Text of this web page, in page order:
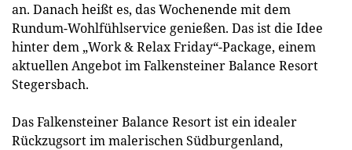
an. Danach heißt es, das Wochenende mit dem
Rundum-Wohlfühlservice genießen. Das ist die Idee
hinter dem „Work & Relax Friday“-Package, einem
aktuellen Angebot im Falkensteiner Balance Resort
Stegersbach.
Das Falkensteiner Balance Resort ist ein idealer
Rückzugsort im malerischen Südburgenland,